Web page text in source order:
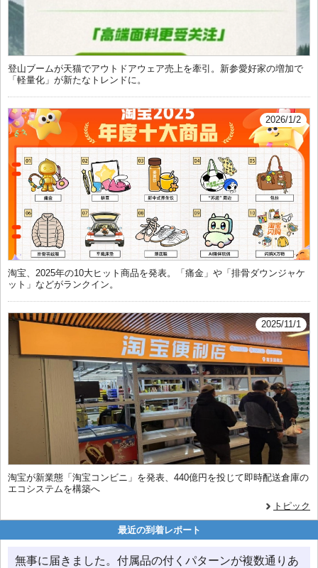
登山ブームが天猫でアウトドアウェア売上を牽引。新参愛好家の増加で
「軽量化」が新たなトレンドに。
2026/1/2
淘宝、2025年の10大ヒット商品を発表。「痛金」や「排骨ダウンジャケ
ット」などがランクイン。
2025/11/1
淘宝が新業態「淘宝コンビニ」を発表、440億円を投じて即時配送倉庫の
エコシステムを構築へ
トピック
最近の到着レポート
無事に届きました。付属品の付くパターンが複数通りあ